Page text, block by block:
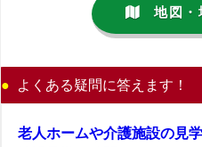
地図・
よくある疑問に答えます！
老人ホームや介護施設の見